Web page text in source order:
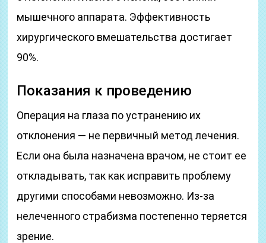
мышечного аппарата. Эффективность
хирургического вмешательства достигает
90%.
Показания к проведению
Операция на глаза по устранению их
отклонения — не первичный метод лечения.
Если она была назначена врачом, не стоит ее
откладывать, так как исправить проблему
другими способами невозможно. Из-за
нелеченного страбизма постепенно теряется
зрение.